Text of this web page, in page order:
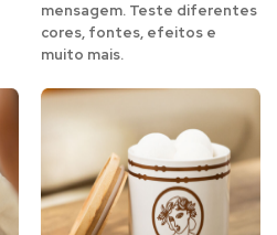
mensagem. Teste diferentes
cores, fontes, efeitos e
muito mais.